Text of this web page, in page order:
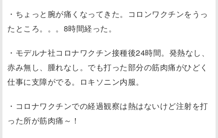
・ちょっと腕が痛くなってきた。コロンワクチンをうっ
たところ。。。8時間経った。
・モデルナ社コロナワクチン接種後24時間。発熱なし、
赤み無し、腫れなし。でも打った部分の筋肉痛がひどく
仕事に支障がでる。ロキソニン内服。
・コロナワクチンでの経過観察は熱はないけど注射を打
った所が筋肉痛～！